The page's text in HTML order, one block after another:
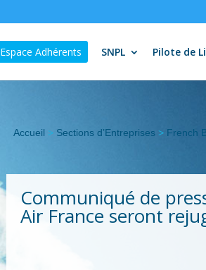
Espace Adhérents SNPL Pilote de
Accueil > Sections d’Entreprises > French
Communiqué de
Air France seront